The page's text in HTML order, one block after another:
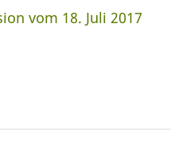
vom 18. Juli 2017